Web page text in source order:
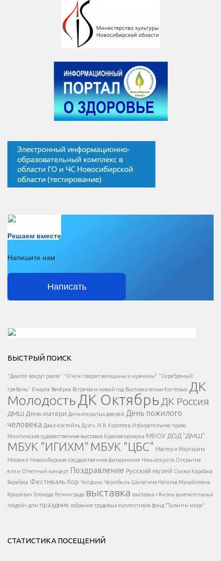
Решаем вместе
Напишите нам
Написать
Есть вопрос?
Напишите нам
</span >
Написать
</button >
</div >
</div > </div >
БЫСТРЫЙ ПОИСК
"Диалог вокруг рояля" "О чем говорят женщины и мужчины" "Серебряный
гребень" 8 марта Вечёрка Встречаем новый год Выставка семьи Когтевых ДК
МолодостьДК Октябрь ДК Россия
ДМШ День матери День открытых дверей День пожилого
человека Джаз-коктейль Дуэт+ И.В. Коротеев Избирательное право
Искитимская художественная выставка Красная ярмарка МБОУ ДОД "ДМШ"
МБУК "ИГИХМ" МБУК "ЦБС" Мастер и Маргарита
Мюзикл Новосибирская государственная филармония Ночь искусств Открытие
елки Отчетный концерт Поздравление Русский музей Сказка Карабаса
Барабаса Фестиваль Хор Чалдоны Чернбыль Шалагина Наталья Михайловна
Ярошевич блокада Ленинграда выставка выставка «Жизнь замечательных
людей» дпи праздник собрание трудовых коллективов фонд "Таланты мира"
СТАТИСТИКА ПОСЕЩЕНИЙ